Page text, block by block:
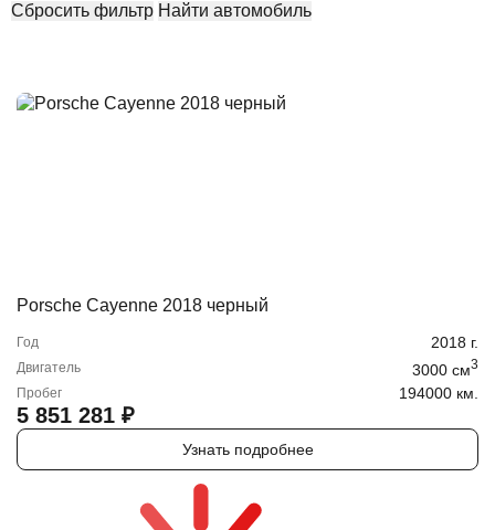
Сбросить фильтр
Найти автомобиль
Porsche Cayenne 2018 черный
Год 2018 г.
Двигатель 3000 cм3
Пробег 194000 км.
5 851 281 ₽
Узнать подробнее